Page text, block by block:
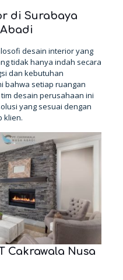
di Surabaya
desain interior yang
tidak hanya indah secara
dan kebutuhan
bahwa setiap ruangan
desain perusahaan ini
yang sesuai dengan
klien.
Cakrawala Nusa